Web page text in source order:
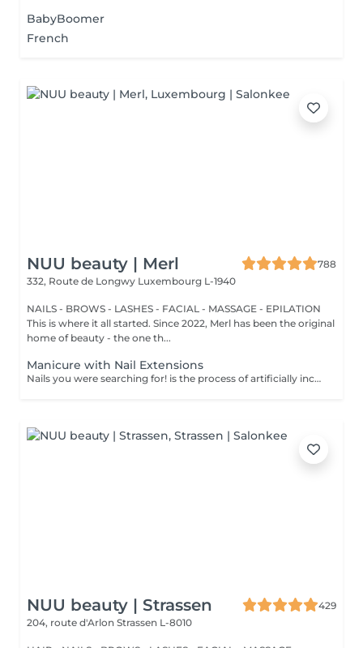
BabyBoomer
French
NUU beauty | Merl
788
332, Route de Longwy Luxembourg L-1940
NAILS - BROWS - LASHES - FACIAL - MASSAGE - EPILATION
This is where it all started. Since 2022, Merl has been the original
home of beauty - the one th...
Manicure with Nail Extensions
Nails you were searching for! is the process of artificially increasing the length of the nail using polygel material in order to correct the defects of the natural nail delamination and weakness of the nail plate. Our masters do edged, hardware, or combined manicure. How is polygel extension done? - removal of an old semi-permanent (if needed) - rough skin is removed - the shape of the nail plate is corrected - the cuticle and side ridges are corrected - polygel is applied - semi-permanent (gel) polish is applied - cuticle oil and hand cream are applied Age restrictions: recommended to do from 16 years. Post procedure recommendations: there are no post recommendations for this procedure. Frequency: once in 3 weeks.
NUU beauty | Strassen
429
204, route d'Arlon Strassen L-8010